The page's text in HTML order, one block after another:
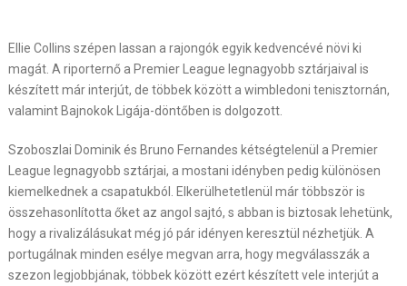
Ellie Collins szépen lassan a rajongók egyik kedvencévé növi ki
magát. A riporternő a Premier League legnagyobb sztárjaival is
készített már interjút, de többek között a wimbledoni tenisztornán,
valamint Bajnokok Ligája-döntőben is dolgozott.
Szoboszlai Dominik és Bruno Fernandes kétségtelenül a Premier
League legnagyobb sztárjai, a mostani idényben pedig különösen
kiemelkednek a csapatukból. Elkerülhetetlenül már többször is
összehasonlította őket az angol sajtó, s abban is biztosak lehetünk,
hogy a rivalizálásukat még jó pár idényen keresztül nézhetjük. A
portugálnak minden esélye megvan arra, hogy megválasszák a
szezon legjobbjának, többek között ezért készített vele interjút a